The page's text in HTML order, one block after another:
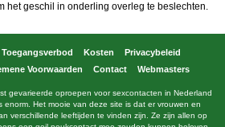
het geschil in onderling overleg te beslechten.
Toegangsverbod Kosten
Privacybeleid
Voorwaarden Contact Webmasters
gevarieerde oproepen voor sexcontacten in Nederland
Het mooie van deze site is dat er vrouwen en
verschillende leeftijden te vinden zijn. Ze zijn allen op